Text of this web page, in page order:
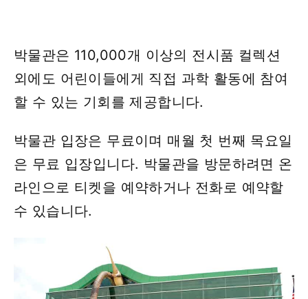
박물관은 110,000개 이상의 전시품 컬렉션
외에도 어린이들에게 직접 과학 활동에 참여
할 수 있는 기회를 제공합니다.
박물관 입장은 무료이며 매월 첫 번째 목요일
은 무료 입장입니다. 박물관을 방문하려면 온
라인으로 티켓을 예약하거나 전화로 예약할
수 있습니다.